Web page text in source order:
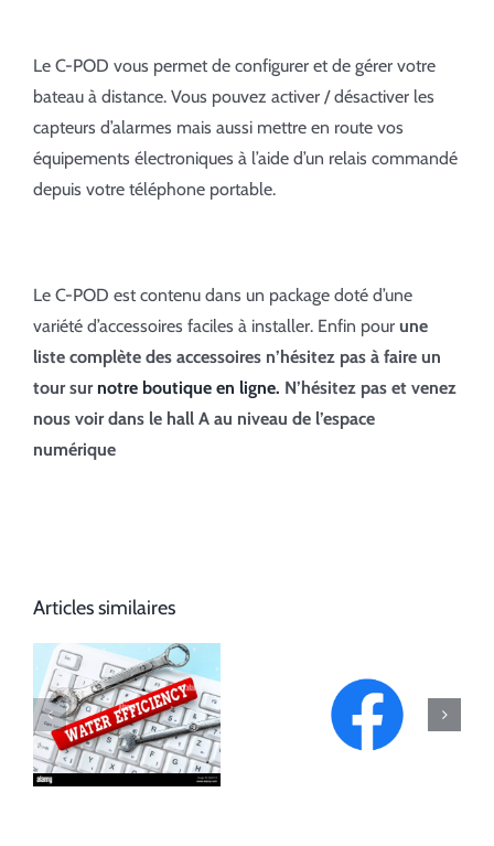
Le C-POD vous permet de configurer et de gérer votre
bateau à distance. Vous pouvez activer / désactiver les
capteurs d’alarmes mais aussi mettre en route vos
équipements électroniques à l’aide d’un relais commandé
depuis votre téléphone portable.
Le C-POD est contenu dans un package doté d’une
variété d’accessoires faciles à installer. Enfin pourune
liste complète des accessoires n’hésitez pas à faire un
tour sur notre boutique en ligne. N’hésitez pas et venez
nous voir dans le hall A au niveau de l’espace
numérique
Articles similaires
NEWS
2022
Covid19